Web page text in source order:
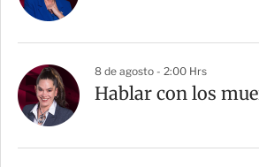
8 de agosto - 2:00 Hrs
Hablar con los